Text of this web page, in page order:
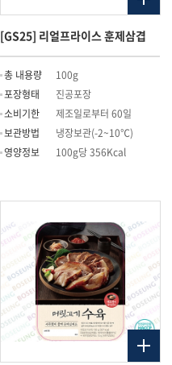
[GS25] 리얼프라이스 훈제삼겹
총 내용량
100g
포장형태
진공포장
소비기한
제조일로부터 60일
보관방법
냉장보관(-2~10℃)
영양정보
100g당 356Kcal